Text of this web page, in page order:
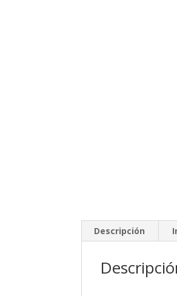
Descripción